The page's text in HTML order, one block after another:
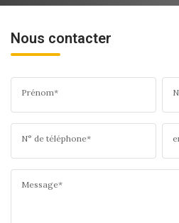
Nous contacter
Prénom*
N° de téléphone*
Message*